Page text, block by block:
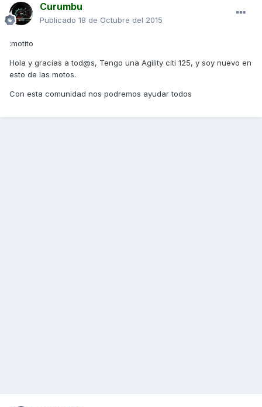
Curumbu
Publicado 18 de Octubre del 2015
:motito
Hola y gracias a tod@s, Tengo una Agility citi 125, y soy nuevo en
esto de las motos.
Con esta comunidad nos podremos ayudar todos